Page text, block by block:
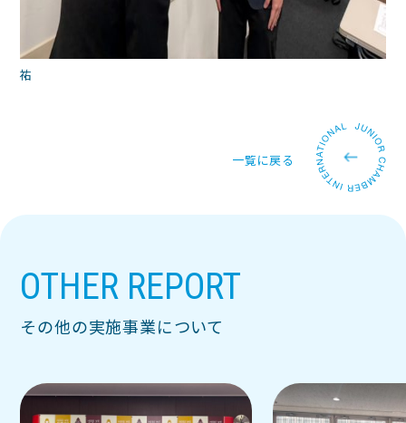
祐
一覧に戻る
OTHER REPORT
その他の実施事業について